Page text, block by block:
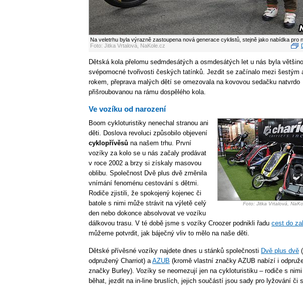
Na veletrhu byla výrazně zastoupena nová generace cyklistů, stejně jako nabídka pro
Foto: Jitka Vrtalová, NaKole.cz
Dětská kola přelomu sedmdesátých a osmdesátých let u nás byla
svépomocné tvořivosti českých tatínků. Jezdit se začínalo mezi šestým
rokem, přeprava malých dětí se omezovala na kovovou sedačku natvrdo
přišroubovanou na rámu dospělého kola.
Ve vozíku od narození
Foto: Jitka Vrtalová,
Boom cykloturistiky nenechal stranou ani
děti. Doslova revoluci způsobilo objevení
cyklopřívěsů na našem trhu. První
vozíky za kolo se u nás začaly prodávat
v roce 2002 a brzy si získaly masovou
oblibu. Společnost Dvě plus dvě změnila
vnímání fenoménu cestování s dětmi.
Rodiče zjistili, že spokojený kojenec či
batole s nimi může strávit na výletě celý
den nebo dokonce absolvovat ve vozíku
dálkovou trasu. V té době jsme s vozíky Croozer podnikli řadu cest do
můžeme potvrdit, jak báječný vliv to mělo na naše děti.
Dětské přívěsné vozíky najdete dnes u stánků společnosti Dvě plus dvě
odpružený Charriot) aAZUB (kromě vlastní značky AZUB nabízí i
značky Burley). Vozíky se neomezují jen na cykloturistiku – rodiče s nimi
běhat, jezdit na in-line bruslích, jejich součástí jsou sady pro lyžování či